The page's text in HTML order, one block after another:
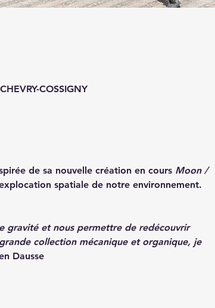
COSSIGNY
de sa nouvelle création en cours Moon /
spatiale de notre environnement.
gravité et nous permettre de redécouvrir
collection mécanique et organique, je
Dausse